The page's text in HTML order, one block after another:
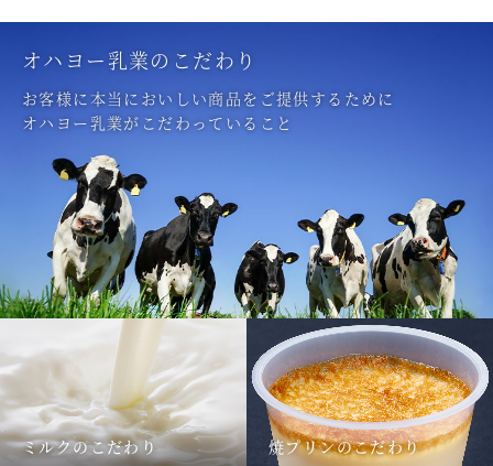
オハヨー乳業のこだわり
お客様に本当においしい商品をご提供するために
オハヨー乳業がこだわっていること
ミルクのこだわり 焼プリンのこだわり